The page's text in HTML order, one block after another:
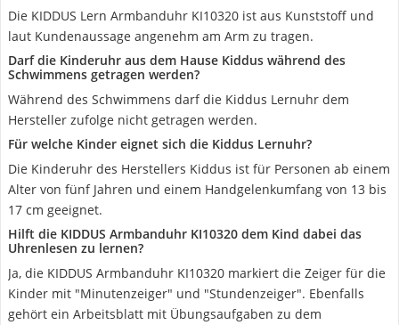
Die KIDDUS Lern Armbanduhr KI10320 ist aus Kunststoff und
laut Kundenaussage angenehm am Arm zu tragen.
Darf die Kinderuhr aus dem Hause Kiddus während des
Schwimmens getragen werden?
Während des Schwimmens darf die Kiddus Lernuhr dem
Hersteller zufolge nicht getragen werden.
Für welche Kinder eignet sich die Kiddus Lernuhr?
Die Kinderuhr des Herstellers Kiddus ist für Personen ab einem
Alter von fünf Jahren und einem Handgelenkumfang von 13 bis
17 cm geeignet.
Hilft die KIDDUS Armbanduhr KI10320 dem Kind dabei das
Uhrenlesen zu lernen?
Ja, die KIDDUS Armbanduhr KI10320 markiert die Zeiger für die
Kinder mit "Minutenzeiger" und "Stundenzeiger". Ebenfalls
gehört ein Arbeitsblatt mit Übungsaufgaben zu dem